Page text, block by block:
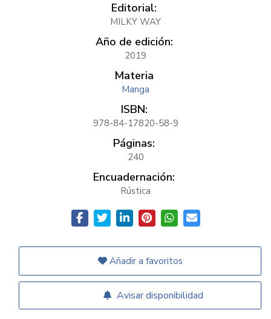
Editorial:
MILKY WAY
Año de edición:
2019
Materia
Manga
ISBN:
978-84-17820-58-9
Páginas:
240
Encuadernación:
Rústica
Añadir a favoritos
Avisar disponibilidad